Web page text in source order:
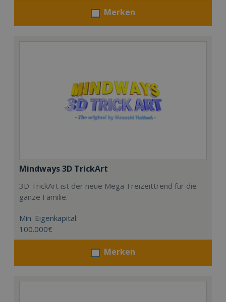
Merken
Mindways 3D TrickArt
3D TrickArt ist der neue Mega-Freizeittrend für die
ganze Familie.
Min. Eigenkapital:
100.000€
Merken